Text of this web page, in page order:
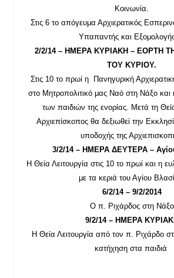
Κοινωνία.
Στις 6 το απόγευμα Αρχιερατικός
Υπαπαντής και
2/2/14 – ΗΜΕΡΑ ΚΥΡΙΑΚΗ – ΕΟΡΤΗ
ΤΟΥ ΚΥΡΙΟΥ.
Στις 10 το πρωί η Πανηγυρική
στο Μητροπολιτικό μας Ναό στη Νάξο
των παιδιών της ενορίας. Μετά τη
Αρχιεπίσκοπος θα δεξιωθεί την
υποδοχής της
3/2/14 – ΗΜΕΡΑ ΔΕΥΤΕΡΑ –
Η Θεία Λειτουργία στις 10 το πρωί και η
με τα κεριά του Αγίου
6/2/14 – 9/2/2014
Ο π. Ριχάρδος στη Νάξο
9/2/14 – ΗΜΕΡΑ
Η Θεία Λειτουργία από τον π. Ριχάρδο
κατήχηση στα παιδιά